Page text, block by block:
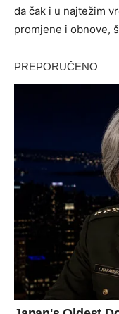
da čak i u najtežim
promjene i obnove,